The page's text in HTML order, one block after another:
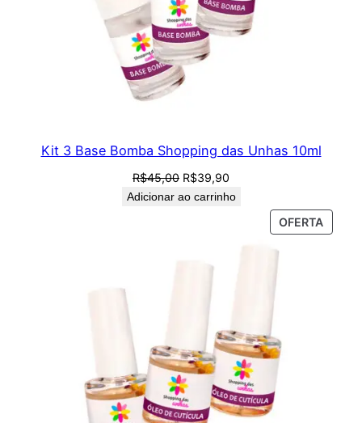
Kit 3 Base Bomba Shopping das Unhas 10ml
R$45,00 O
preço
R$39,90
preço
R$39,90.
Adicionar ao carrinho
OFERTA
EM